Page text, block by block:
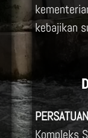
kebajikan
Kompleks